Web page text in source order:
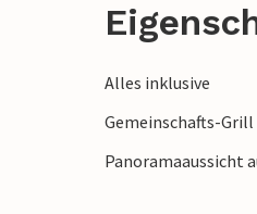
auch
Altstadtkerns
Alles inklusive
Gemeinschafts-Grill
Panoramaaussicht